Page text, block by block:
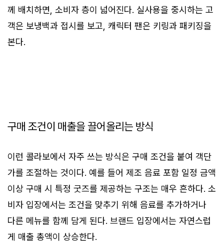
께 배치하면, 소비자 층이 넓어진다. 실사용을 중시하는 고
객은 보냉백과 접시를 보고, 캐릭터 팬은 키링과 패키징을
본다.
구매 조건이 매출을 끌어올리는 방식
이런 콜라보에서 자주 쓰는 방식은 구매 조건을 붙여 객단
가를 조절하는 것이다. 예를 들어 제조 음료 포함 일정 금액
이상 구매 시 특정 굿즈를 제공하는 구조는 매우 흔하다. 소
비자 입장에서는 조건을 맞추기 위해 음료를 추가하거나
다른 메뉴를 함께 담게 된다. 브랜드 입장에서는 자연스럽
게 매출 총액이 상승한다.